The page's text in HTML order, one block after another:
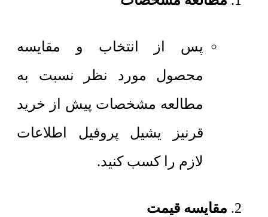
پس از انتخاب و مقایسه
محصول مورد نظر نسبت به
مطالعه مشخصات پیش از خرید
قرنیز یشیل پروفیل اطلاعات
لازم را کسب کنید.
مقایسه قیمت